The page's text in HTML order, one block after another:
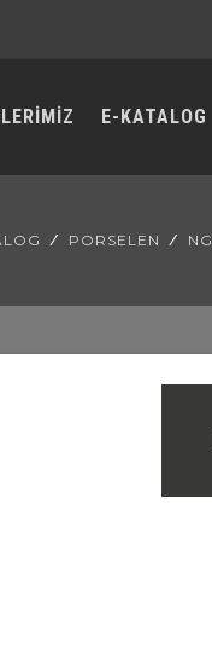
E-KATALOG
PORSELEN